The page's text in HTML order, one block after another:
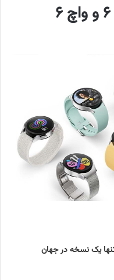
مشخصات گلکسی واچ ۶ و واچ ۶
یک نسخه در جهان